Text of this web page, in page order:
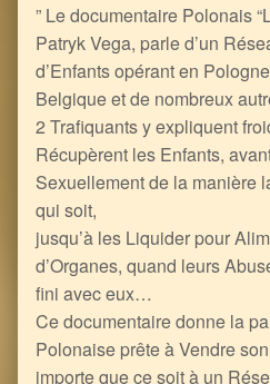
” Le documentaire Polonais
Patryk Vega, parle d’un
d’Enfants opérant en
Belgique et de nombreux
2 Trafiquants y expliquent
Récupèrent les Enfants,
Sexuellement de la manière
qui soit,
jusqu’à les Liquider pour
d’Organes, quand leurs
fini avec eux…
Ce documentaire donne la
Polonaise prête à Vendre
importe que ce soit à un